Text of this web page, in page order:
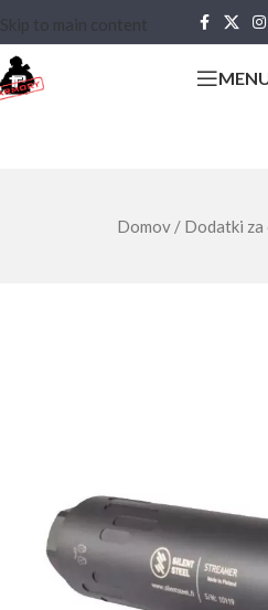
Skip to main content
Domov / Dodatki za